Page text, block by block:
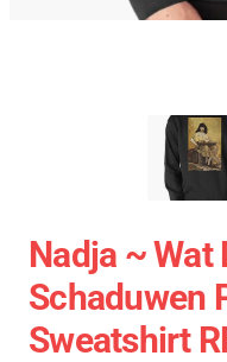
Nadja ~ Wat
Schaduwen
Sweatshirt